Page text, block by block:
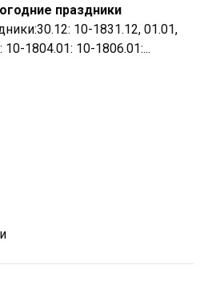
праздники
10-1831.12, 01.01,
1804.01: 10-1806.01:...